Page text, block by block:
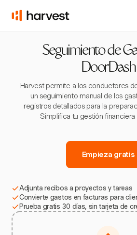
Seguimiento de
DoorDash
Harvest permite a los conductores
un seguimiento manual de los
registros detallados para la
Simplifica tu gestión financiera
Empieza gratis
Adjunta recibos a proyectos y tareas
Convierte gastos en facturas para
Prueba gratis 30 días, sin tarjeta de